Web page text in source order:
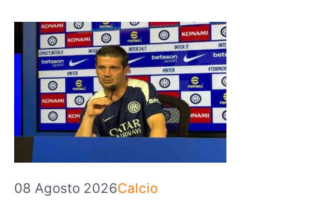
08 Agosto 2026Categorie
Calcio